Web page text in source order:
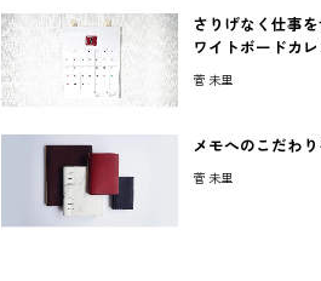
さりげなく仕事
ワイトボードカ
菅 未里
メモへのこだわ
菅 未里